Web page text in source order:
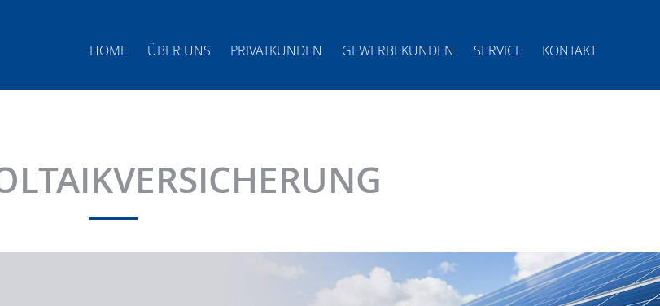
HOME ÜBER UNS PRIVATKUNDEN GEWERBEKUNDEN SERVICE KONTAKT